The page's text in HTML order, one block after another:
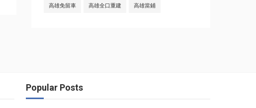
高雄免留車 高雄全口重建 高雄當鋪
Popular Posts